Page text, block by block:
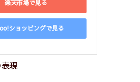
楽天市場で見る
ショッピングで見る
現